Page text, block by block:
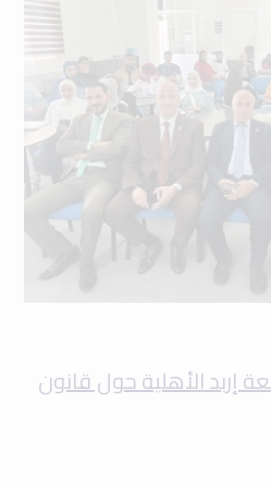
إربد الأهلية حول قانون